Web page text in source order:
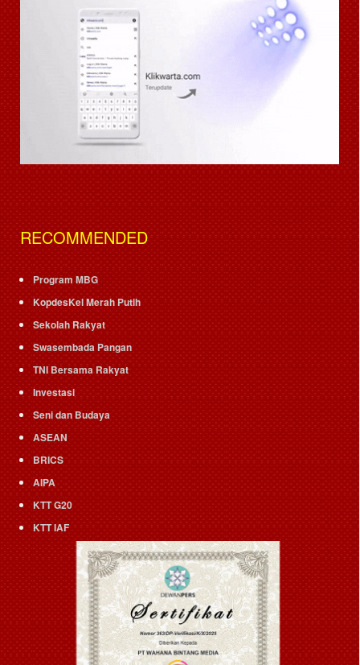
RECOMMENDED
Program MBG
KopdesKel Merah Putih
Sekolah Rakyat
Swasembada Pangan
TNI Bersama Rakyat
Investasi
Seni dan Budaya
ASEAN
BRICS
AIPA
KTT G20
KTT IAF